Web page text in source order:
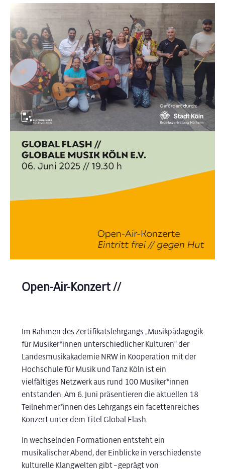
Open-Air-Konzert //
Im Rahmen des Zertifikatslehrgangs „Musikpädagogik
für Musiker*innen unterschiedlicher Kulturen“ der
Landesmusikakademie NRW in Kooperation mit der
Hochschule für Musik und Tanz Köln ist ein
vielfältiges Netzwerk aus rund 100 Musiker*innen
entstanden. Am 6. Juni präsentieren die aktuellen 18
Teilnehmer*innen des Lehrgangs ein facettenreiches
Konzert unter dem Titel Global Flash.
In wechselnden Formationen entsteht ein
musikalischer Abend, der Einblicke in verschiedenste
kulturelle Klangwelten gibt – geprägt von